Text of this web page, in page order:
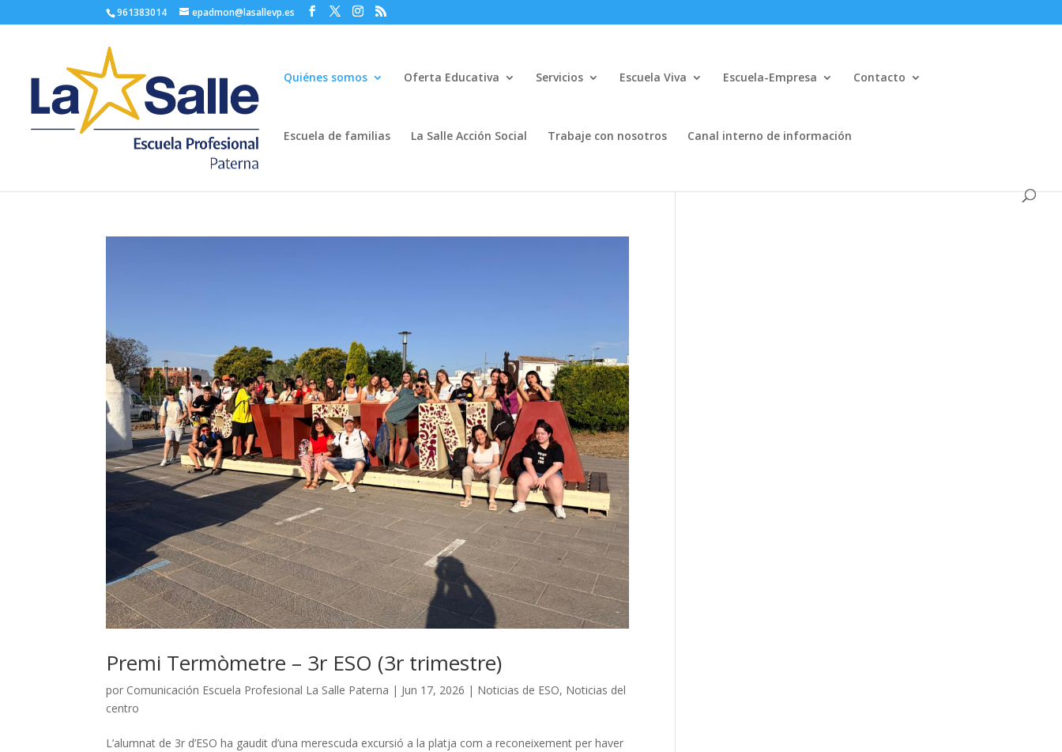
961383014 epadmon@lasallevp.es
Quiénes somos Oferta Educativa Servicios Escuela Viva Escuela-Empresa Contacto
Escuela de familias La Salle Acción Social Trabaje con nosotros Canal interno de información
Premi Termòmetre – 3r ESO (3r trimestre)
por Comunicación Escuela Profesional La Salle Paterna | Jun 17, 2026 | Noticias de ESO, Noticias del
centro
L’alumnat de 3r d’ESO ha gaudit d’una merescuda excursió a la platja com a reconeixement per haver